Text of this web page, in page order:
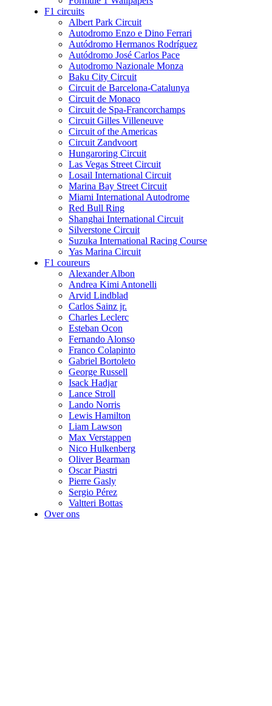
F1 circuits
Albert Park Circuit
Autodromo Enzo e Dino Ferrari
Autódromo Hermanos Rodríguez
Autódromo José Carlos Pace
Autodromo Nazionale Monza
Baku City Circuit
Circuit de Barcelona-Catalunya
Circuit de Monaco
Circuit de Spa-Francorchamps
Circuit Gilles Villeneuve
Circuit of the Americas
Circuit Zandvoort
Hungaroring Circuit
Las Vegas Street Circuit
Losail International Circuit
Marina Bay Street Circuit
Miami International Autodrome
Red Bull Ring
Shanghai International Circuit
Silverstone Circuit
Suzuka International Racing Course
Yas Marina Circuit
F1 coureurs
Alexander Albon
Andrea Kimi Antonelli
Arvid Lindblad
Carlos Sainz jr.
Charles Leclerc
Esteban Ocon
Fernando Alonso
Franco Colapinto
Gabriel Bortoleto
George Russell
Isack Hadjar
Lance Stroll
Lando Norris
Lewis Hamilton
Liam Lawson
Max Verstappen
Nico Hulkenberg
Oliver Bearman
Oscar Piastri
Pierre Gasly
Sergio Pérez
Valtteri Bottas
Over ons